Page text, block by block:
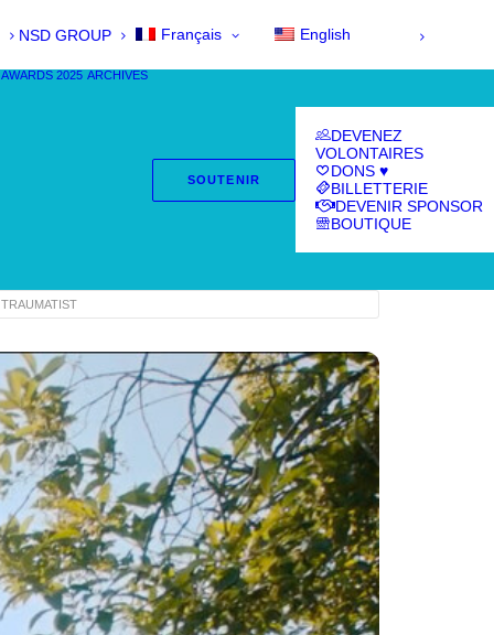
NSD GROUP Français English
2025 ARCHIVES
SOUTENIR
DEVENEZ
VOLONTAIRES
DONS ♥
BILLETTERIE
DEVENIR SPONSOR
BOUTIQUE